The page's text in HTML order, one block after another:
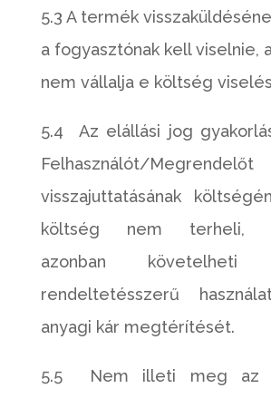
5.3 A termék
a fogyasztónak kell viselnie,
nem vállalja e költség
5.4 Az elállási jog
Felhasználót/
visszajuttatásának
költség nem terheli,
azonban
rendeltetésszerű
anyagi kár megtérítését.
5.5 Nem illeti meg az